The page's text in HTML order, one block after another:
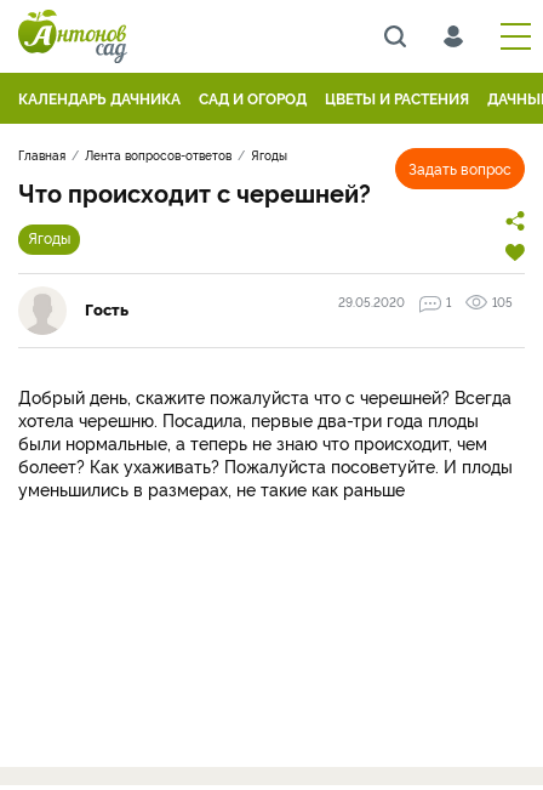
КАЛЕНДАРЬ ДАЧНИКА САД И ОГОРОД ЦВЕТЫ И РАСТЕНИЯ
Задать вопрос
Главная Лента вопросов-ответов Ягоды
Что происходит с черешней?
Ягоды
Гость 29.05.2020 1 105
Добрый день, скажите пожалуйста что с черешней? Всегда
хотела черешню. Посадила, первые два-три года плоды
были нормальные, а теперь не знаю что происходит, чем
болеет? Как ухаживать? Пожалуйста посоветуйте. И плоды
уменьшились в размерах, не такие как раньше